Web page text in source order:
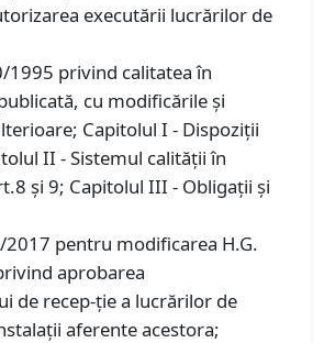
executării lucrărilor de
1995 privind calitatea în
cu modificările și
Capitolul I - Dispoziţii
II - Sistemul calităţii în
și 9; Capitolul III - Obligaţii şi
2017 pentru modificarea H.G.
aprobarea
de recep-ție a lucrărilor de
aferente acestora;